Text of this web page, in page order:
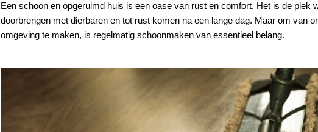
Een schoon en opgeruimd huis is een oase van rust en comfort. Het is de plek
doorbrengen met dierbaren en tot rust komen na een lange dag. Maar om van
omgeving te maken, is regelmatig schoonmaken van essentieel belang.